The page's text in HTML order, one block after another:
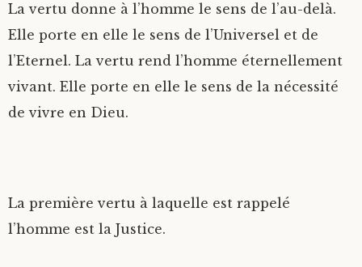
La vertu donne à l’homme le sens de l’au-delà.
Elle porte en elle le sens de l’Universel et de
l’Eternel. La vertu rend l’homme éternellement
vivant. Elle porte en elle le sens de la nécessité
de vivre en Dieu.
La première vertu à laquelle est rappelé
l’homme est la Justice.